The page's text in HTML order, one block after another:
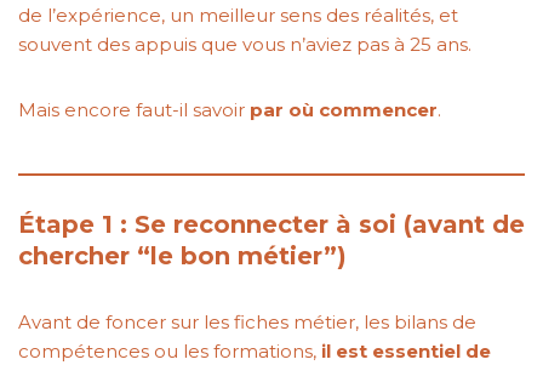
de l’expérience, un meilleur sens des réalités, et
souvent des appuis que vous n’aviez pas à 25 ans.
Mais encore faut-il savoir par où commencer.
Étape 1 : Se reconnecter à soi (avant de
chercher “le bon métier”)
Avant de foncer sur les fiches métier, les bilans de
compétences ou les formations, il est essentiel de